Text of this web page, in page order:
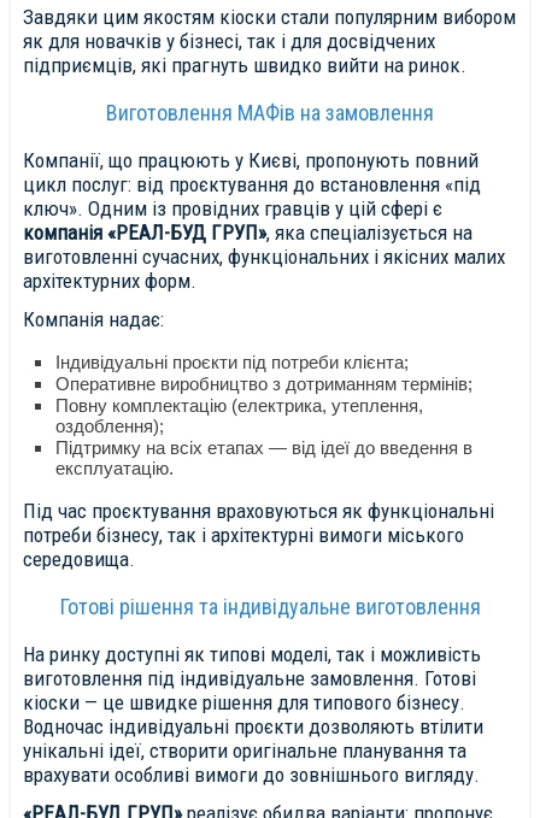
Завдяки цим якостям кіоски стали популярним вибором
як для новачків у бізнесі, так і для досвідчених
підприємців, які прагнуть швидко вийти на ринок.
Виготовлення МАФів на замовлення
Компанії, що працюють у Києві, пропонують повний
цикл послуг: від проєктування до встановлення «під
ключ». Одним із провідних гравців у цій сфері є
компанія «РЕАЛ-БУД ГРУП», яка спеціалізується на
виготовленні сучасних, функціональних і якісних малих
архітектурних форм.
Компанія надає:
Індивідуальні проєкти під потреби клієнта;
Оперативне виробництво з дотриманням термінів;
Повну комплектацію (електрика, утеплення,
оздоблення);
Підтримку на всіх етапах — від ідеї до введення в
експлуатацію.
Під час проєктування враховуються як функціональні
потреби бізнесу, так і архітектурні вимоги міського
середовища.
Готові рішення та індивідуальне виготовлення
На ринку доступні як типові моделі, так і можливість
виготовлення під індивідуальне замовлення. Готові
кіоски — це швидке рішення для типового бізнесу.
Водночас індивідуальні проєкти дозволяють втілити
унікальні ідеї, створити оригінальне планування та
врахувати особливі вимоги до зовнішнього вигляду.
«РЕАЛ-БУД ГРУП»реалізує обидва варіанти: пропонує